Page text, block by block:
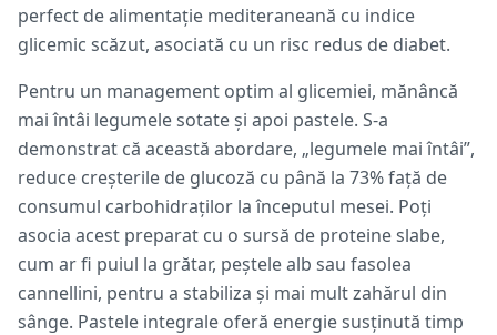
perfect de alimentație mediteraneană cu indice
glicemic scăzut, asociată cu un risc redus de diabet.
Pentru un management optim al glicemiei, mănâncă
mai întâi legumele sotate și apoi pastele. S-a
demonstrat că această abordare, „legumele mai întâi”,
reduce creșterile de glucoză cu până la 73% față de
consumul carbohidraților la începutul mesei. Poți
asocia acest preparat cu o sursă de proteine slabe,
cum ar fi puiul la grătar, peștele alb sau fasolea
cannellini, pentru a stabiliza și mai mult zahărul din
sânge. Pastele integrale oferă energie susținută timp